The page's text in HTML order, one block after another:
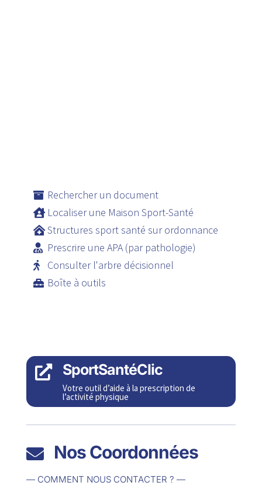
Rechercher un document
Localiser une Maison Sport-Santé
Structures sport santé sur ordonnance
Prescrire une APA (par pathologie)
Consulter l'arbre décisionnel
Boîte à outils
 SportSantéClic
Votre outil d’aide à la prescription de
l’activité physique
 Nos Coordonnées
— COMMENT NOUS CONTACTER ? —